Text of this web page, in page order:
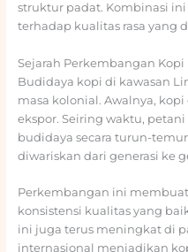
struktur padat. Kombinasi
terhadap kualitas rasa yang
Sejarah Perkembangan
Budidaya kopi di kawasan
masa kolonial. Awalnya,
ekspor. Seiring waktu,
budidaya secara turun-
diwariskan dari generasi ke
Perkembangan ini
konsistensi kualitas yang
ini juga terus meningkat di
internasional menjadikan